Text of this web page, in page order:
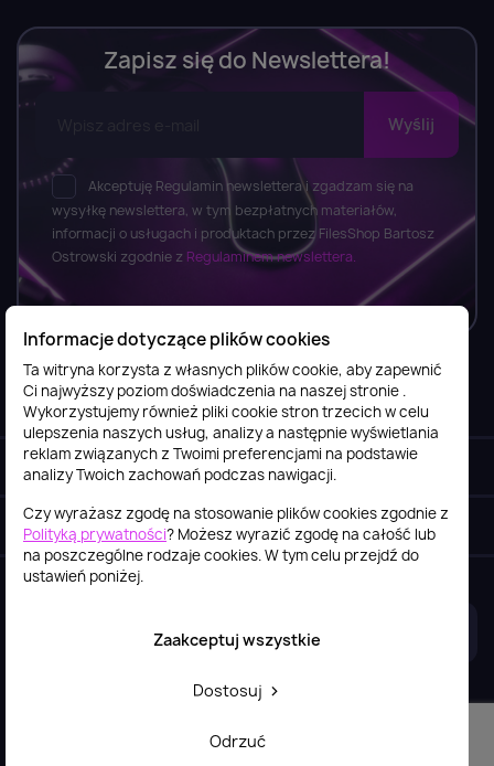
Zapisz się do Newslettera!
Akceptuję Regulamin newslettera i zgadzam się na
wysyłkę newslettera, w tym bezpłatnych materiałów,
informacji o usługach i produktach przez FilesShop Bartosz
Ostrowski zgodnie z Regulaminem newslettera.
Informacje
Obsługa klienta
Szybki kontakt keyboard_arrow_down
Informacje dotyczące plików cookies
Ta witryna korzysta z własnych plików cookie, aby zapewnić
Ci najwyższy poziom doświadczenia na naszej stronie .
Wykorzystujemy również pliki cookie stron trzecich w celu
ulepszenia naszych usług, analizy a następnie wyświetlania
reklam związanych z Twoimi preferencjami na podstawie
analizy Twoich zachowań podczas nawigacji.
Czy wyrażasz zgodę na stosowanie plików cookies zgodnie z
Polityką prywatności? Możesz wyrazić zgodę na całość lub
na poszczególne rodzaje cookies. W tym celu przejdź do
ustawień poniżej.
Odrzuć
Dostosuj
Zaakceptuj wszystkie
2026© itstore.com.pl Projekt i realizacja: